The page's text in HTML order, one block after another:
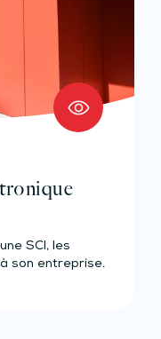
SCI, les
à son entreprise.